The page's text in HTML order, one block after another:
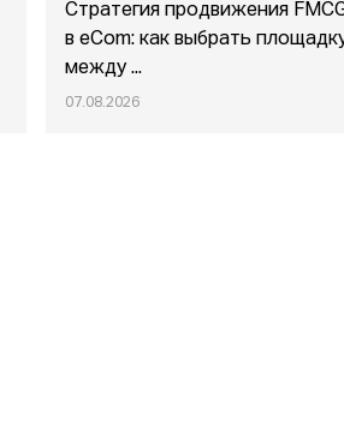
Стратегия продвижения
в eСom: как выбрать
между ...
07.08.2026